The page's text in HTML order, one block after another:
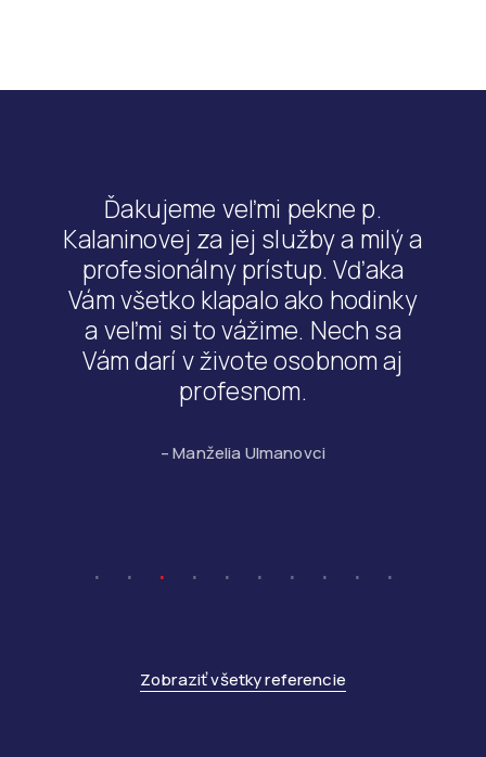
Ďakujeme veľmi pekne p.
Kalaninovej za jej služby a milý a
profesionálny prístup. Vďaka
Vám všetko klapalo ako hodinky
a veľmi si to vážime. Nech sa
Vám darí v živote osobnom aj
profesnom.
– Manželia Ulmanovci
Zobraziť všetky referencie